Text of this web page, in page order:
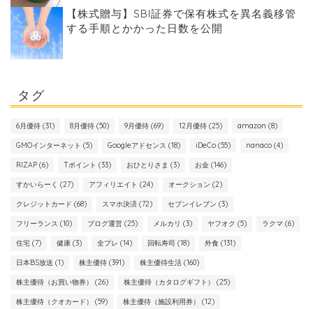
【株式贈与】SBI証券で保有株式を異名義移管
する手順とかかった日数を公開
タグ
6月優待 (31) 8月優待 (50) 9月優待 (69) 12月優待 (25) amazon (8)
GMOインターネット (5) Googleアドセンス (18) iDeCo (55) nanaco (4)
RIZAP (6) Tポイント (33) おひとりさま (3) お金 (146)
すかいらーく (27) アフィリエイト (24) オークション (2)
クレジットカード (68) スマホ決済 (72) セブンイレブン (3)
フリーランス (10) ブログ運営 (25) メルカリ (3) ヤフオク (5) ラクマ (6)
住宅 (7) 健康 (3) 全プレ (14) 回転寿司 (18) 外食 (131)
日本BS放送 (1) 株主優待 (391) 株主優待生活 (160)
株主優待（お買い物券） (26) 株主優待（カタログギフト） (25)
株主優待（クオカード） (59) 株主優待（施設利用券） (12)